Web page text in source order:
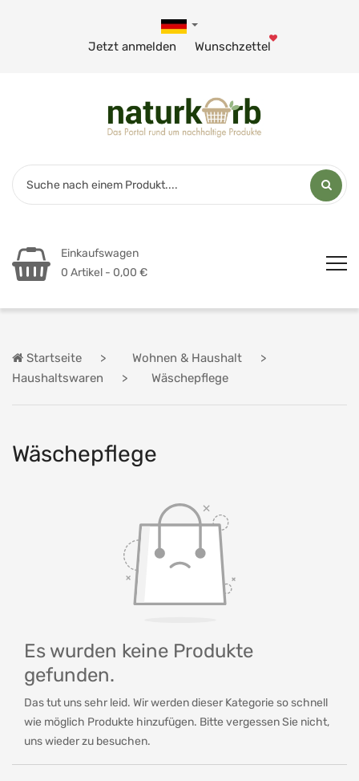
Jetzt anmelden Wunschzettel
Einkaufswagen
0 Artikel - 0,00 €
Startseite
Wohnen & Haushalt
Haushaltswaren
Wäschepflege
Wäschepflege
Es wurden keine Produkte
gefunden.
Das tut uns sehr leid. Wir werden dieser Kategorie so schnell
wie möglich Produkte hinzufügen. Bitte vergessen Sie nicht,
uns wieder zu besuchen.